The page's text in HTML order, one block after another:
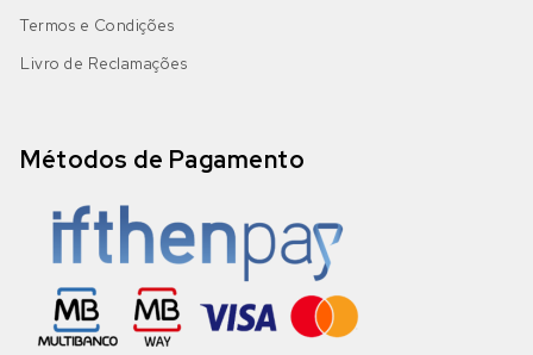
Termos e Condições
Livro de Reclamações
Métodos de Pagamento